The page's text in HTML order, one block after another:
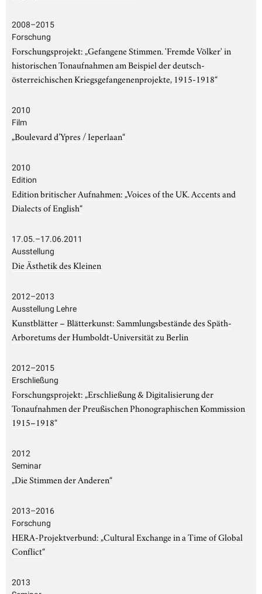
2008–2015
Forschung
Forschungsprojekt: „Gefangene Stimmen. 'Fremde Völker' in
historischen Tonaufnahmen am Beispiel der deutsch-
österreichischen Kriegsgefangenenprojekte, 1915-1918“
2010
Film
„Boulevard d’Ypres / Ieperlaan“
2010
Edition
Edition britischer Aufnahmen: „Voices of the UK. Accents and
Dialects of English“
17.05.–17.06.2011
Ausstellung
Die Ästhetik des Kleinen
2012–2013
Ausstellung Lehre
Kunstblätter – Blätterkunst: Sammlungsbestände des Späth-
Arboretums der Humboldt-Universität zu Berlin
2012–2015
Erschließung
Forschungsprojekt: „Erschließung & Digitalisierung der
Tonaufnahmen der Preußischen Phonographischen Kommission
1915–1918“
2012
Seminar
„Die Stimmen der Anderen“
2013–2016
Forschung
HERA-Projektverbund: „Cultural Exchange in a Time of Global
Conflict“
2013